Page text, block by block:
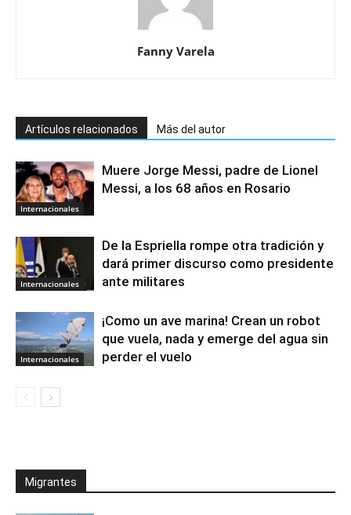
Fanny Varela
Artículos relacionados Más del autor
Internacionales
Muere Jorge Messi, padre de Lionel
Messi, a los 68 años en Rosario
Internacionales
De la Espriella rompe otra tradición y
dará primer discurso como presidente
ante militares
Internacionales
¡Como un ave marina! Crean un robot
que vuela, nada y emerge del agua sin
perder el vuelo
Migrantes